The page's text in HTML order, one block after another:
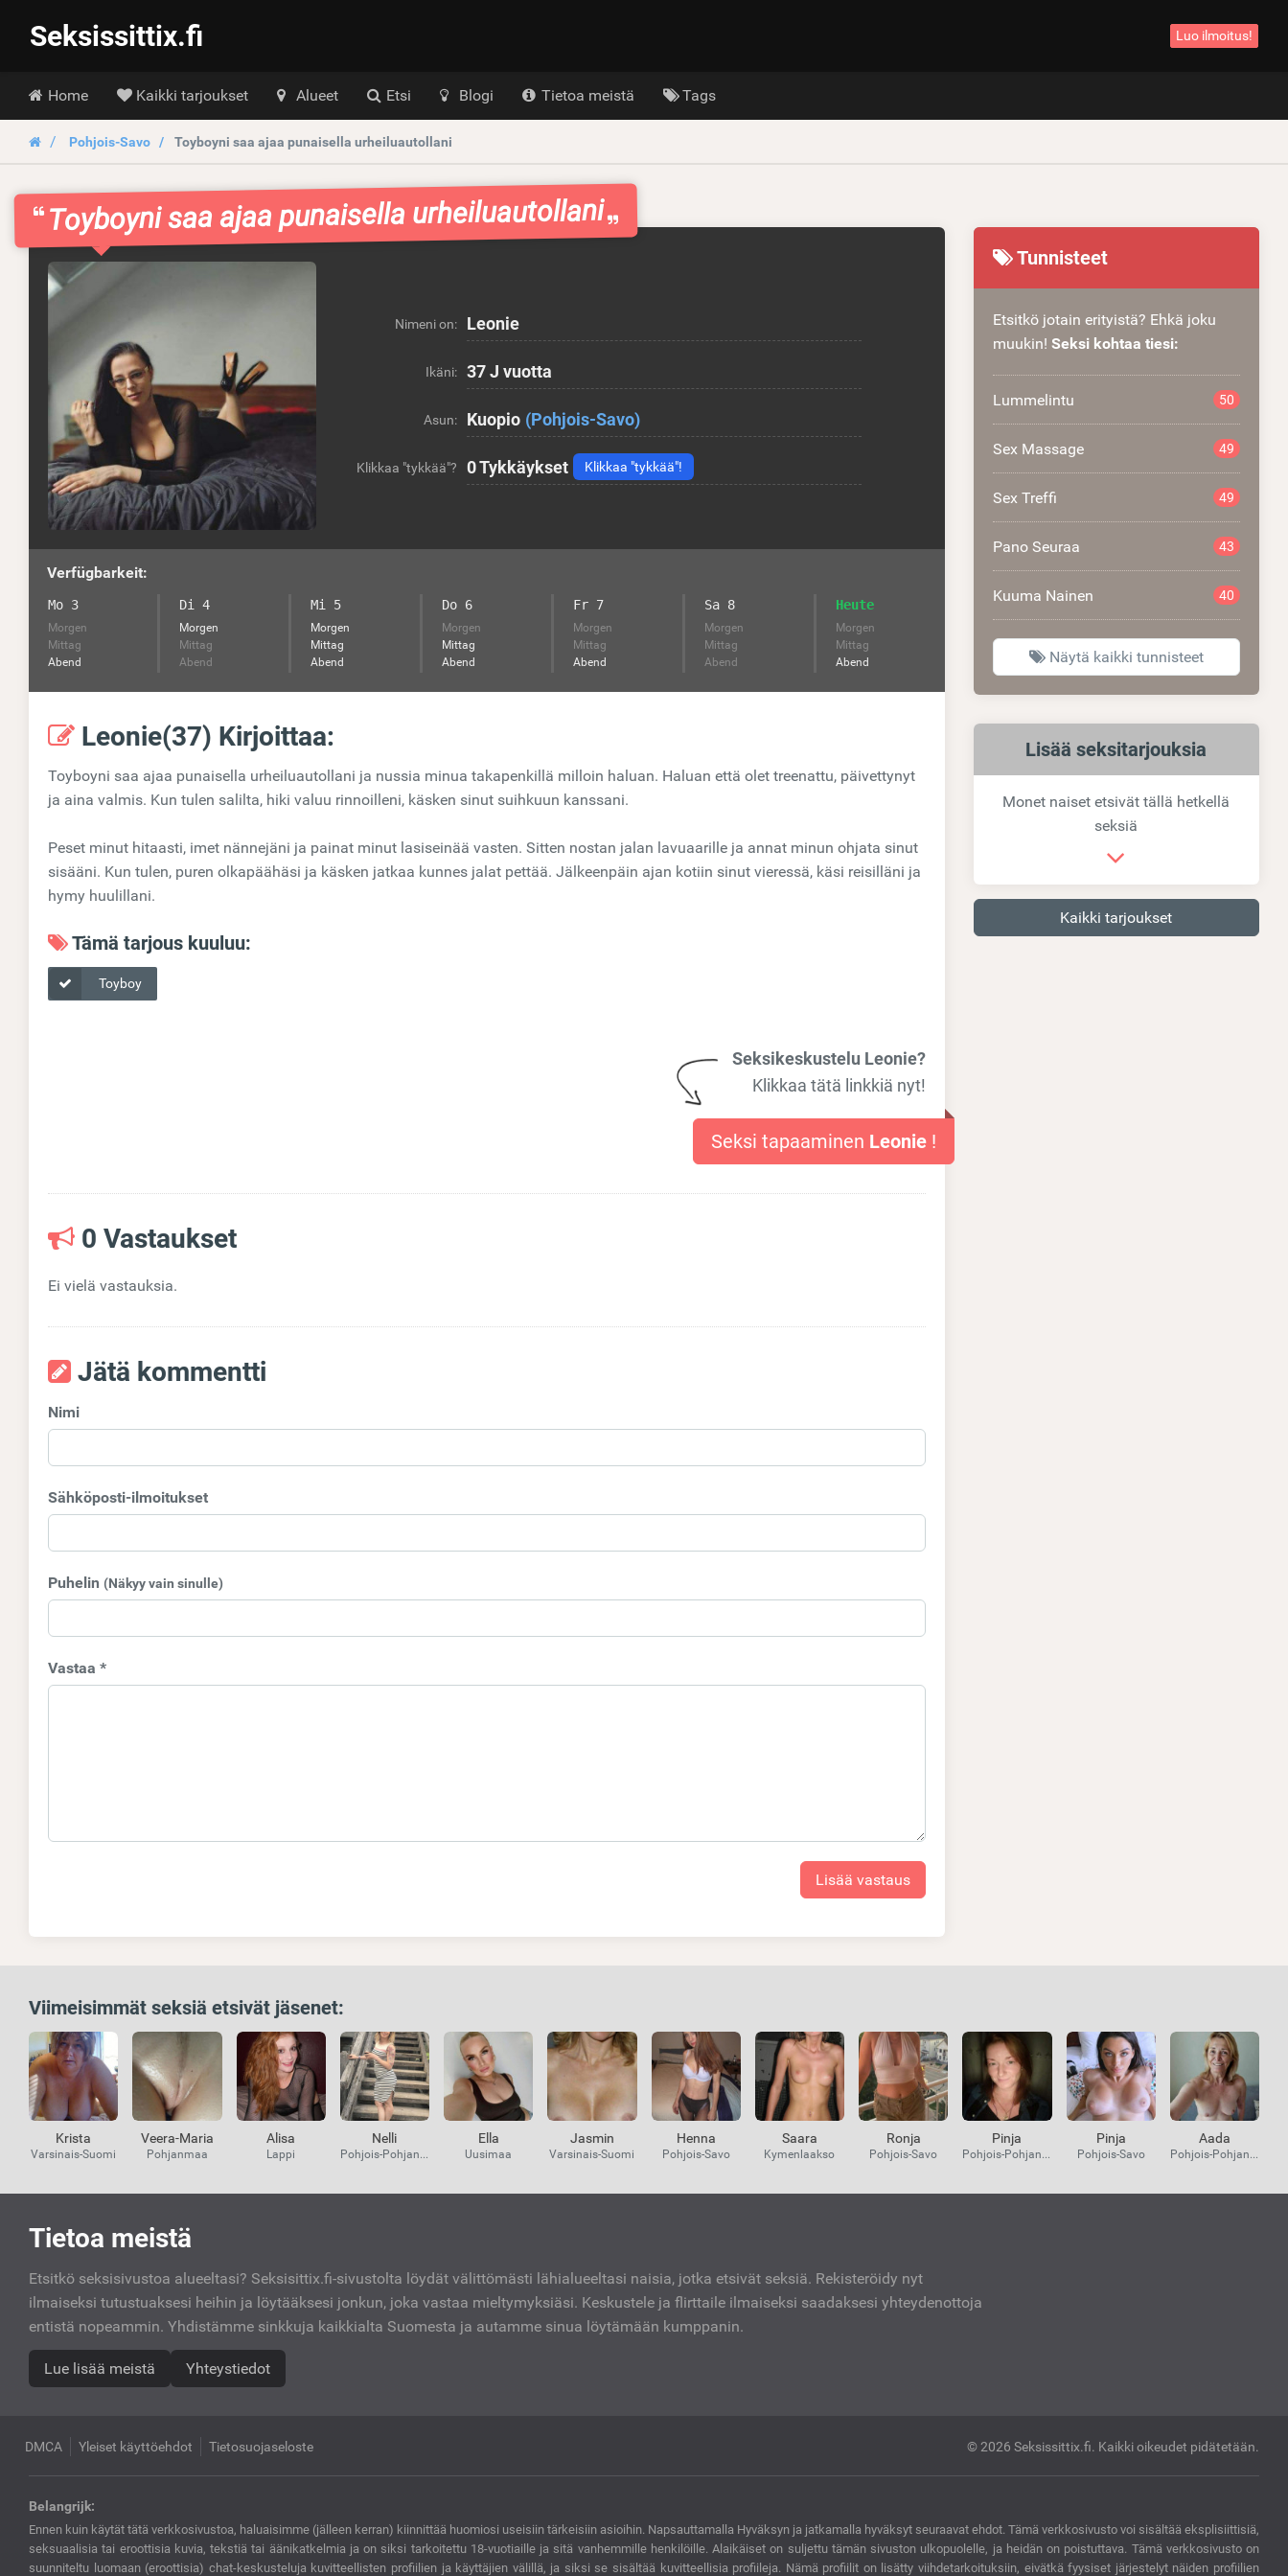
Seksissittix.fi Luo ilmoitus!
Hoofdmenu
Home Kaikki tarjoukset Alueet Etsi Blogi Tietoa meistä Tags
Pohjois-Savo Toyboyni saa ajaa punaisella urheiluautollani
Toyboyni saa ajaa punaisella urheiluautollani
Nimeni on: Leonie
Ikäni: 37 J vuotta
Asun: Kuopio (Pohjois-Savo)
Klikkaa "tykkää"? 0Tykkäykset Klikkaa "tykkää"!
Verfügbarkeit:
Mo 3
Morgen
Mittag
Abend
Di 4
Morgen
Mittag
Abend
Mi 5
Morgen
Mittag
Abend
Do 6
Morgen
Mittag
Abend
Fr 7
Morgen
Mittag
Abend
Sa 8
Morgen
Mittag
Abend
Heute
Morgen
Mittag
Abend
Leonie(37) Kirjoittaa:
Toyboyni saa ajaa punaisella urheiluautollani ja nussia minua takapenkillä milloin haluan. Haluan että olet treenattu, päivettynyt
ja aina valmis. Kun tulen salilta, hiki valuu rinnoilleni, käsken sinut suihkuun kanssani.
Peset minut hitaasti, imet nännejäni ja painat minut lasiseinää vasten. Sitten nostan jalan lavuaarille ja annat minun ohjata sinut
sisääni. Kun tulen, puren olkapäähäsi ja käsken jatkaa kunnes jalat pettää. Jälkeenpäin ajan kotiin sinut vieressä, käsi reisilläni ja
hymy huulillani.
Tämä tarjous kuuluu:
Toyboy
Seksikeskustelu Leonie?
Klikkaa tätä linkkiä nyt!
Seksi tapaaminen Leonie !
0 Vastaukset
Ei vielä vastauksia.
Jätä kommentti
Nimi
Sähköposti-ilmoitukset
Puhelin (Näkyy vain sinulle)
Vastaa *
Lisää vastaus
Tunnisteet
Etsitkö jotain erityistä? Ehkä joku
muukin! Seksi kohtaa tiesi:
Lummelintu 50
Sex Massage 49
Sex Treffi 49
Pano Seuraa 43
Kuuma Nainen 40
Näytä kaikki tunnisteet
Samankaltaiset
linkit
Lisää seksitarjouksia
Monet naiset etsivät tällä hetkellä
seksiä
Kaikki tarjoukset
Viimeisimmät seksiä etsivät jäsenet:
Krista
Varsinais-Suomi
Veera-Maria
Pohjanmaa
Alisa
Lappi
Nelli
Pohjois-Pohjanmaa
Ella
Uusimaa
Jasmin
Varsinais-Suomi
Henna
Pohjois-Savo
Saara
Kymenlaakso
Ronja
Pohjois-Savo
Pinja
Pohjois-Pohjanmaa
Pinja
Pohjois-Savo
Aada
Pohjois-Pohjanmaa
Kiinnostavat
linkit
Tietoa meistä
Etsitkö seksisivustoa alueeltasi? Seksisittix.fi-sivustolta löydät välittömästi lähialueeltasi naisia, jotka etsivät seksiä. Rekisteröidy nyt
ilmaiseksi tutustuaksesi heihin ja löytääksesi jonkun, joka vastaa mieltymyksiäsi. Keskustele ja flirttaile ilmaiseksi saadaksesi yhteydenottoja
entistä nopeammin. Yhdistämme sinkkuja kaikkialta Suomesta ja autamme sinua löytämään kumppanin.
Lue lisää meistä Yhteystiedot
DMCA Yleiset käyttöehdot Tietosuojaseloste © 2026 Seksissittix.fi. Kaikki oikeudet pidätetään.
Belangrijk:
Ennen kuin käytät tätä verkkosivustoa, haluaisimme (jälleen kerran) kiinnittää huomiosi useisiin tärkeisiin asioihin. Napsauttamalla Hyväksyn ja jatkamalla hyväksyt seuraavat ehdot. Tämä verkkosivusto voi sisältää eksplisiittisiä,
seksuaalisia tai eroottisia kuvia, tekstiä tai äänikatkelmia ja on siksi tarkoitettu 18-vuotiaille ja sitä vanhemmille henkilöille. Alaikäiset on suljettu tämän sivuston ulkopuolelle, ja heidän on poistuttava. Tämä verkkosivusto on
suunniteltu luomaan (eroottisia) chat-keskusteluja kuvitteellisten profiilien ja käyttäjien välillä, ja siksi se sisältää kuvitteellisia profiileja. Nämä profiilit on lisätty viihdetarkoituksiin, eivätkä fyysiset järjestelyt näiden profiilien